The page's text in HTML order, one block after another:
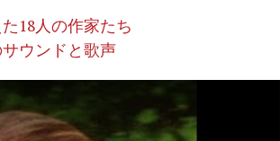
18人の作家たち
ウンドと歌声